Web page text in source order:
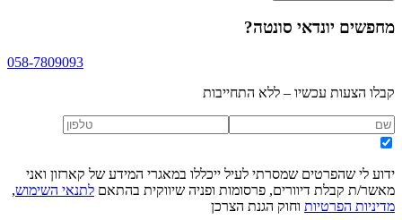
מחפשים יונדאי סונטה?
058-7809093
קבלו הצעות עכשיו – ללא התחייבות
ידוע לי שהפרטים שמסרתי לעיל ייכללו במאגרי המידע של קארזון ואני
מאשר/ת קבלת דיוורים, פרסומות ופניה שיווקית בהתאם לתנאי השימוש,
מדיניות הפרטיות וחוק הגנת הצרכן